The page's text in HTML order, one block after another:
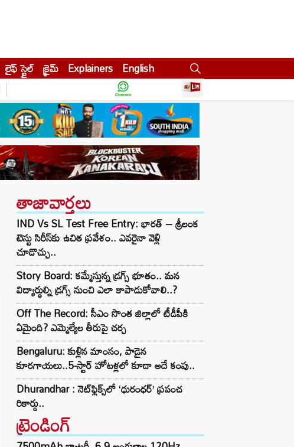
లైఫ్ స్టైల్ క్రైమ్ Explainers English
తాజావార్తలు
IND Vs SL Test Free Entry: భారత్ – శ్రీలంక
టెస్టు సిరీస్‌కు ఉచిత ప్రవేశం.. ఎవరైనా వెళ్లి
చూడొచ్చు..
Story Board: కమ్మేస్తున్న డ్రగ్స్ భూతం.. మన
విద్యార్థుల్ని డ్రగ్స్ నుంచి ఎలా కాపాడుకోవాలి..?
Off The Record: సీఎం సొంత జిల్లాలో టీడీపీకి
ఏమైంది? ఎమ్మెల్యేల తీరుపై చర్చ
Bengaluru: కుళ్లిన మాంసం, పాడైన
కూరగాయలు..5-స్టార్ హోటళ్లలో కూడా అదే కంపు..
Dhurandhar : నెట్‌ఫ్లిక్స్‌లో ‘ధురంధర్’ ప్రపంచ
రికార్డు..
ట్రెండింగ్‌